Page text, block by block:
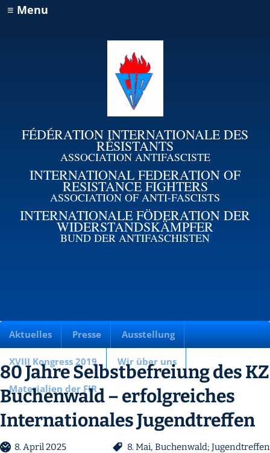
≡ Menu
FÉDÉRATION INTERNATIONALE DES
RÉSISTANTS
ASSOCIATION ANTIFASCISTE
INTERNATIONAL FEDERATION OF
RESISTANCE FIGHTERS
ASSOCIATION OF ANTI-FASCISTS
INTERNATIONALE FÖDERATION DER
WIDERSTANDSKÄMPFER
BUND DER ANTIFASCHISTEN
Aktuelles Presse Ausstellung
XVIII Kongress 2019 Wir über uns
Materialien der FIR
80 Jahre Selbstbefreiung des KZ
Buchenwald – erfolgreiches
Internationales Jugendtreffen
8. April 2025 8. Mai, Buchenwald; Jugendtreffen